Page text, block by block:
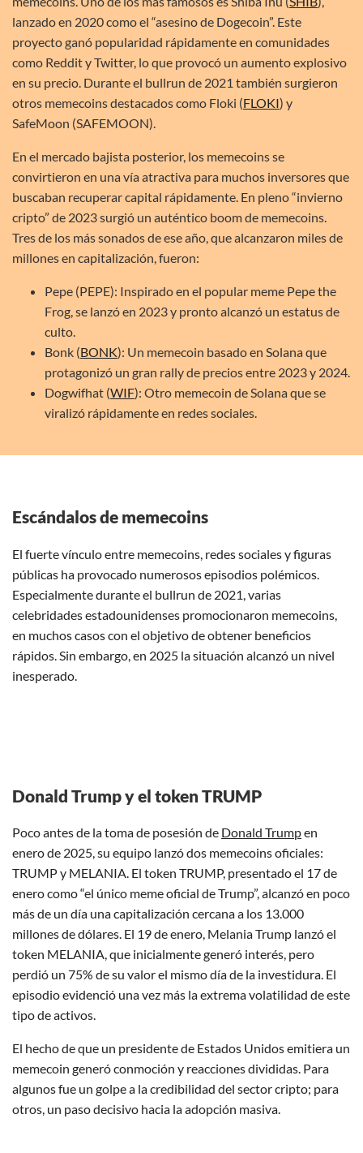
lanzado en 2020 como el “asesino de Dogecoin”. Este
proyecto ganó popularidad rápidamente en comunidades
como Reddit y Twitter, lo que provocó un aumento explosivo
en su precio. Durante el bullrun de 2021 también surgieron
otros memecoins destacados como Floki (FLOKI) y
SafeMoon (SAFEMOON).
En el mercado bajista posterior, los memecoins se
convirtieron en una vía atractiva para muchos inversores que
buscaban recuperar capital rápidamente. En pleno “invierno
cripto” de 2023 surgió un auténtico boom de memecoins.
Tres de los más sonados de ese año, que alcanzaron miles de
millones en capitalización, fueron:
Pepe (PEPE): Inspirado en el popular meme Pepe the
Frog, se lanzó en 2023 y pronto alcanzó un estatus de
culto.
Bonk (BONK): Un memecoin basado en Solana que
protagonizó un gran rally de precios entre 2023 y 2024.
Dogwifhat (WIF): Otro memecoin de Solana que se
viralizó rápidamente en redes sociales.
Escándalos de memecoins
El fuerte vínculo entre memecoins, redes sociales y figuras
públicas ha provocado numerosos episodios polémicos.
Especialmente durante el bullrun de 2021, varias
celebridades estadounidenses promocionaron memecoins,
en muchos casos con el objetivo de obtener beneficios
rápidos. Sin embargo, en 2025 la situación alcanzó un nivel
inesperado.
Donald Trump y el token TRUMP
Poco antes de la toma de posesión de Donald Trumpen
enero de 2025, su equipo lanzó dos memecoins oficiales:
TRUMP y MELANIA. El token TRUMP, presentado el 17 de
enero como “el único meme oficial de Trump”, alcanzó en poco
más de un día una capitalización cercana a los 13.000
millones de dólares. El 19 de enero, Melania Trump lanzó el
token MELANIA, que inicialmente generó interés, pero
perdió un 75% de su valor el mismo día de la investidura. El
episodio evidenció una vez más la extrema volatilidad de este
tipo de activos.
El hecho de que un presidente de Estados Unidos emitiera un
memecoin generó conmoción y reacciones divididas. Para
algunos fue un golpe a la credibilidad del sector cripto; para
otros, un paso decisivo hacia la adopción masiva.